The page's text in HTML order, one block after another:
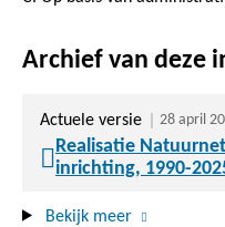
Archief van deze
Actuele versie 28 april
Realisatie
inrichting, 1990-
Bekijk meer